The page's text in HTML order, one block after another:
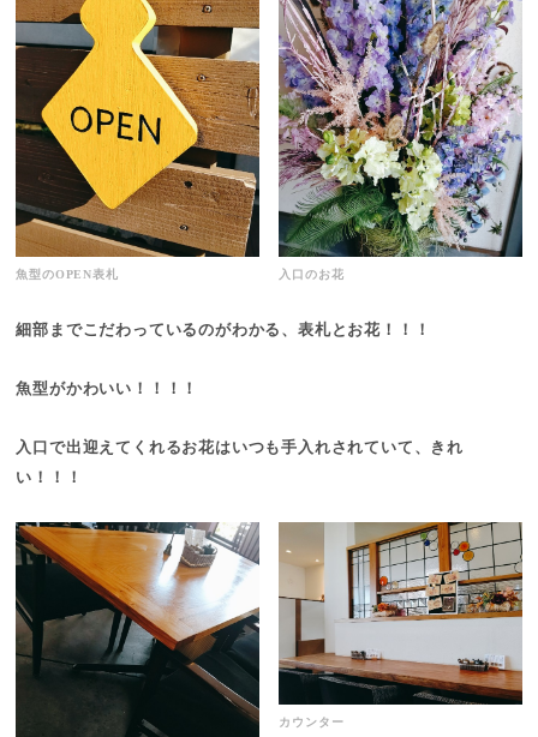
魚型のOPEN表札 入口のお花
細部までこだわっているのがわかる、表札とお花！！！
魚型がかわいい！！！！
入口で出迎えてくれるお花はいつも手入れされていて、きれ
い！！！
カウンター